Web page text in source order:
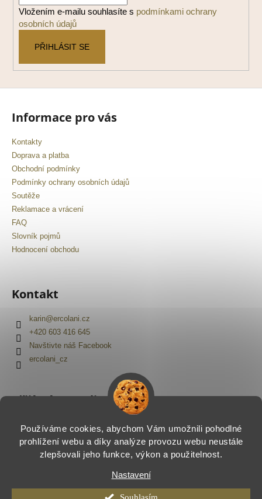
Používáme cookies, abychom Vám umožnili pohodlné
prohlížení webu a díky analýze provozu webu neustále
zlepšovali jeho funkce, výkon a použitelnost.
Nastavení
D
o
p
o
r
u
č
u
m
e
Vložením e-mailu souhlasíte s podmínkami ochrany
osobních údajů
PŘIHLÁSIT SE
Informace pro vás
Kontakty
Doprava a platba
Obchodní podmínky
Podmínky ochrany osobních údajů
Soutěže
Reklamace a vrácení
FAQ
Slovník pojmů
Hodnocení obchodu
Kontakt
karin@ercolani.cz
+420 603 416 645
Navštivte náš Facebook
ercolani_cz
Přijímáme online platby
Vytvořil Shoptet
Ercolani.cz. Všechna práva vyhrazena.